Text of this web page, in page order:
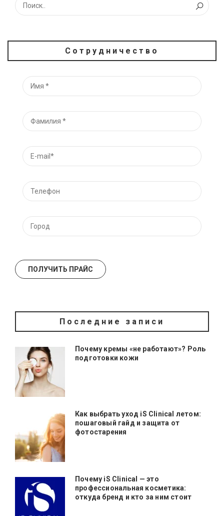
Сотрудничество
Последние записи
Почему кремы «не работают»? Роль
подготовки кожи
Как выбрать уход iS Clinical летом:
пошаговый гайд и защита от
фотостарения
Почему iS Clinical — это
профессиональная косметика:
откуда бренд и кто за ним стоит